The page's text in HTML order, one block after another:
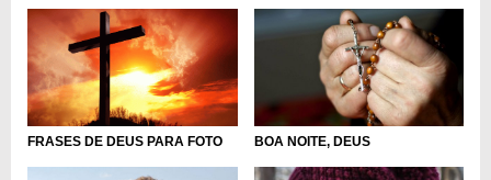
FRASES DE DEUS PARA FOTO BOA NOITE, DEUS